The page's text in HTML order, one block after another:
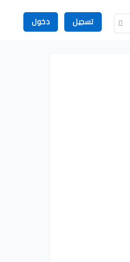
تسجيل دخول